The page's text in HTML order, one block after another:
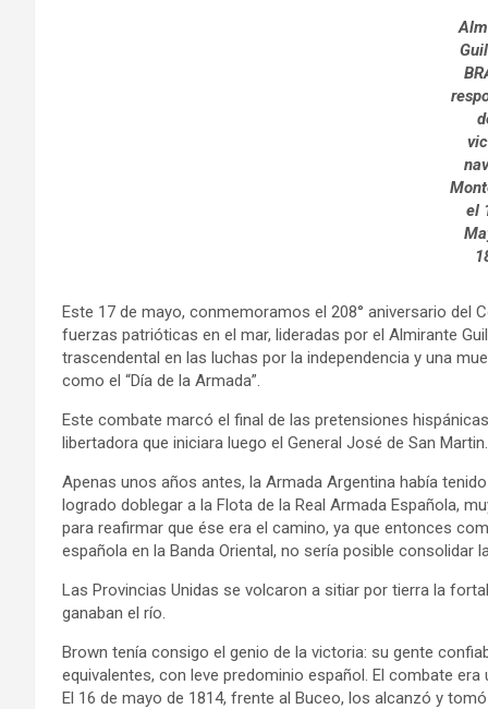
el
Este 17 de mayo, conmemoramos el 208° aniversario del
fuerzas patrióticas en el mar, lideradas por el Almirante
trascendental en las luchas por la independencia y una
como el “Día de la Armada”.
Este combate marcó el final de las pretensiones
libertadora que iniciara luego el General José de San Martin.
Apenas unos años antes, la Armada Argentina había
logrado doblegar a la Flota de la Real Armada Española,
para reafirmar que ése era el camino, ya que entonces
española en la Banda Oriental, no sería posible consolidar
Las Provincias Unidas se volcaron a sitiar por tierra la
ganaban el río.
Brown tenía consigo el genio de la victoria: su gente
equivalentes, con leve predominio español. El combate
El 16 de mayo de 1814, frente al Buceo, los alcanzó y